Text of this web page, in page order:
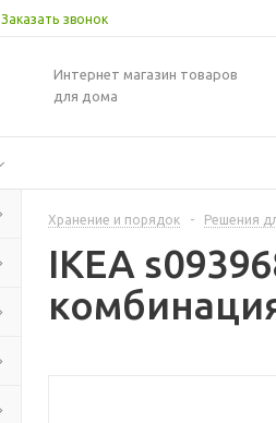
Заказать звонок
Интернет магазин товаров
для дома
Хранение и порядок - Решения
IKEA